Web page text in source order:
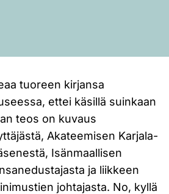
tuoreen kirjansa
ettei käsillä suinkaan
teos on kuvaus
Akateemisen Karjala-
Isänmaallisen
ja liikkeen
johtajasta. No, kyllä